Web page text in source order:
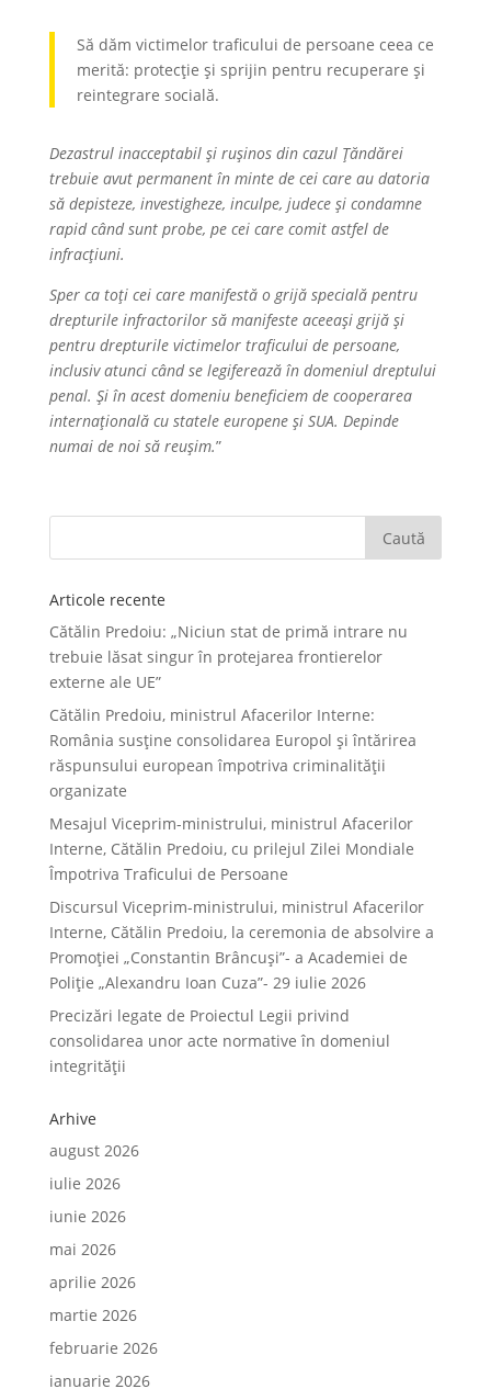
Să dăm victimelor traficului de persoane ceea ce
merită: protecție și sprijin pentru recuperare și
reintegrare socială.
Dezastrul inacceptabil și rușinos din cazul Țăndărei
trebuie avut permanent în minte de cei care au datoria
să depisteze, investigheze, inculpe, judece și condamne
rapid când sunt probe, pe cei care comit astfel de
infracțiuni.
Sper ca toți cei care manifestă o grijă specială pentru
drepturile infractorilor să manifeste aceeași grijă și
pentru drepturile victimelor traficului de persoane,
inclusiv atunci când se legiferează în domeniul dreptului
penal. Și în acest domeniu beneficiem de cooperarea
internațională cu statele europene și SUA. Depinde
numai de noi să reușim.”
Articole recente
Cătălin Predoiu: „Niciun stat de primă intrare nu
trebuie lăsat singur în protejarea frontierelor
externe ale UE”
Cătălin Predoiu, ministrul Afacerilor Interne:
România susține consolidarea Europol și întărirea
răspunsului european împotriva criminalității
organizate
Mesajul Viceprim-ministrului, ministrul Afacerilor
Interne, Cătălin Predoiu, cu prilejul Zilei Mondiale
Împotriva Traficului de Persoane
Discursul Viceprim-ministrului, ministrul Afacerilor
Interne, Cătălin Predoiu, la ceremonia de absolvire a
Promoției „Constantin Brâncuși”- a Academiei de
Poliție „Alexandru Ioan Cuza”- 29 iulie 2026
Precizări legate de Proiectul Legii privind
consolidarea unor acte normative în domeniul
integrității
Arhive
august 2026
iulie 2026
iunie 2026
mai 2026
aprilie 2026
martie 2026
februarie 2026
ianuarie 2026